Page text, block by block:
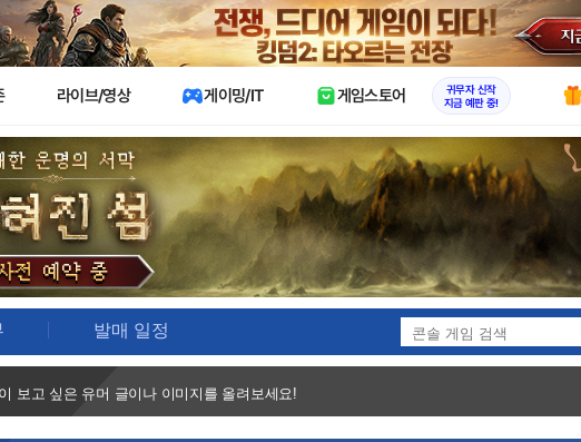
X
라이브/영상 게이밍/IT 게임스토어
귀무자 신작
지금 예판 중!
발매 일정
보고 싶은 유머 글이나 이미지를 올려보세요!